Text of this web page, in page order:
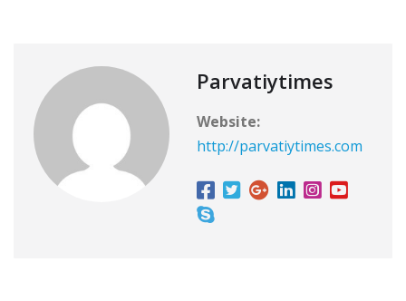
Parvatiytimes
Website:
http://parvatiytimes.com